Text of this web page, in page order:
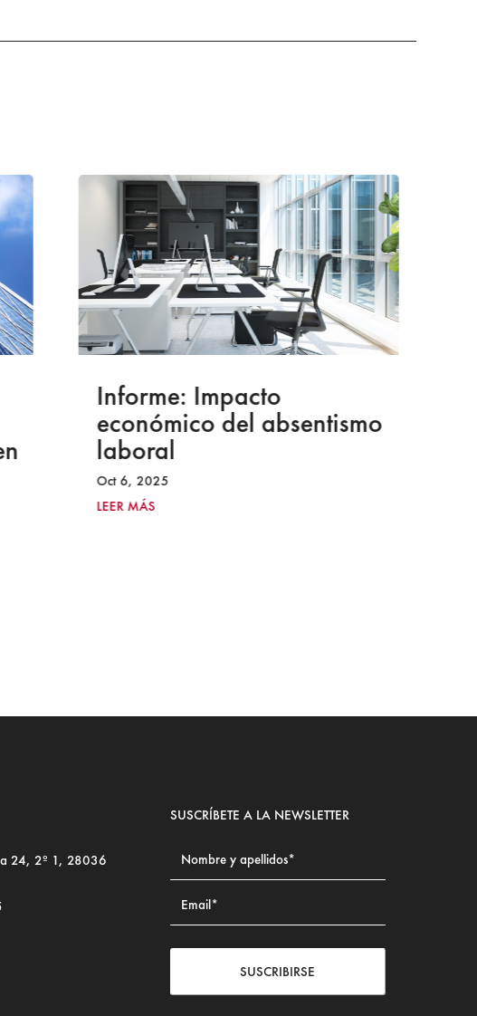
Informe: Impacto
económico del absentismo
laboral
Oct 6, 2025
LEER MÁS
24, 2º 1, 28036
SUSCRÍBETE A LA NEWSLETTER
SUSCRIBIRSE